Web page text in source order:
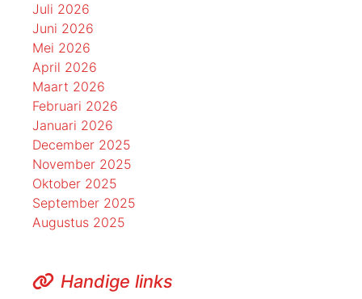
Juli 2026
Juni 2026
Mei 2026
April 2026
Maart 2026
Februari 2026
Januari 2026
December 2025
November 2025
Oktober 2025
September 2025
Augustus 2025
Handige links